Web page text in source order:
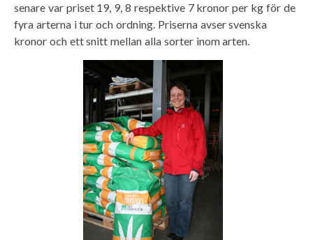
senare var priset 19, 9, 8 respektive 7 kronor per kg för de
fyra arterna i tur och ordning. Priserna avser svenska
kronor och ett snitt mellan alla sorter inom arten.